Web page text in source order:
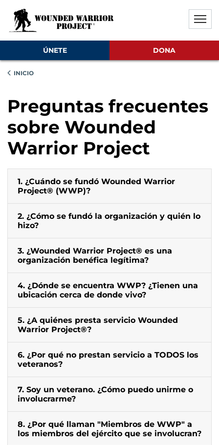
ÚNETE DONA
INICIO
Preguntas frecuentes
sobre Wounded
Warrior Project
1. ¿Cuándo se fundó Wounded Warrior
Project® (WWP)?
2. ¿Cómo se fundó la organización y quién lo
hizo?
3. ¿Wounded Warrior Project® es una
organización benéfica legítima?
4. ¿Dónde se encuentra WWP? ¿Tienen una
ubicación cerca de donde vivo?
5. ¿A quiénes presta servicio Wounded
Warrior Project®?
6. ¿Por qué no prestan servicio a TODOS los
veteranos?
7. Soy un veterano. ¿Cómo puedo unirme o
involucrarme?
8. ¿Por qué llaman "Miembros de WWP" a
los miembros del ejército que se involucran?